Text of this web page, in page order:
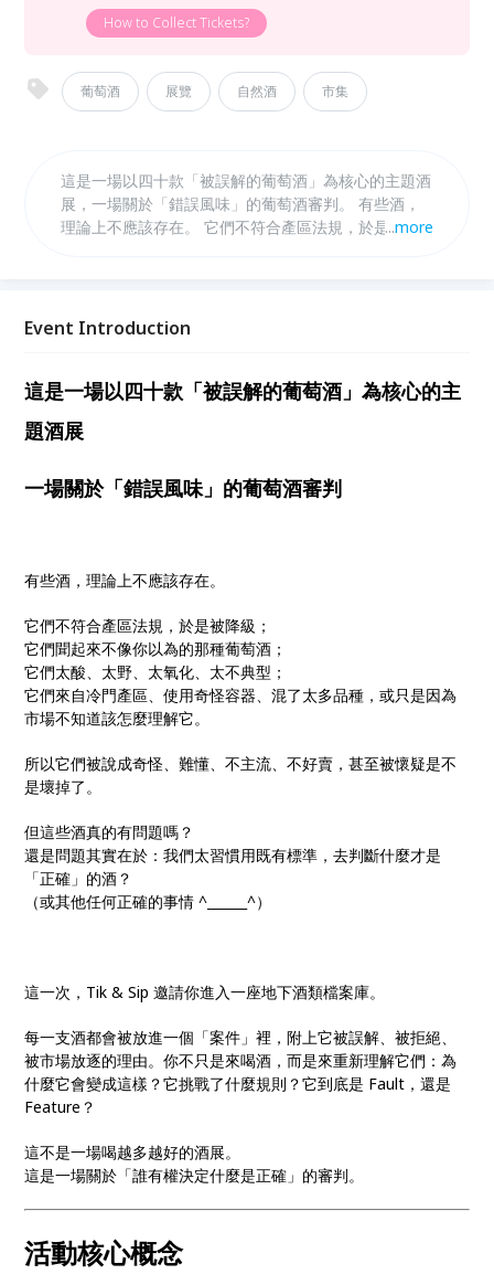
How to Collect Tickets?
葡萄酒 展覽 自然酒 市集
這是一場以四十款「被誤解的葡萄酒」為核心的主題酒
展，一場關於「錯誤風味」的葡萄酒審判。 有些酒，
理論上不應該存在。 它們不符合產區法規，於是被降
該怎麼理解它。 所以它們被說成奇怪、難懂、不主
標準，去判斷什麼才是「正確」的酒？
...more
Event Introduction
這是一場以四十款「被誤解的葡萄酒」為核心的主
題酒展
一場關於「錯誤風味」的葡萄酒審判
有些酒，理論上不應該存在。
它們不符合產區法規，於是被降級；
它們聞起來不像你以為的那種葡萄酒；
它們太酸、太野、太氧化、太不典型；
它們來自冷門產區、使用奇怪容器、混了太多品種，或只是因為
市場不知道該怎麼理解它。
所以它們被說成奇怪、難懂、不主流、不好賣，甚至被懷疑是不
是壞掉了。
但這些酒真的有問題嗎？
還是問題其實在於：我們太習慣用既有標準，去判斷什麼才是
「正確」的酒？
（或其他任何正確的事情 ^______^）
這一次，Tik & Sip 邀請你進入一座地下酒類檔案庫。
每一支酒都會被放進一個「案件」裡，附上它被誤解、被拒絕、
被市場放逐的理由。你不只是來喝酒，而是來重新理解它們：為
什麼它會變成這樣？它挑戰了什麼規則？它到底是 Fault，還是
Feature？
這不是一場喝越多越好的酒展。
這是一場關於「誰有權決定什麼是正確」的審判。
活動核心概念